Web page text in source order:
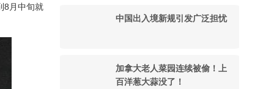
8月中旬就
中国出入境新规引发广泛担忧
加拿大老人菜园连续被偷！上
百洋葱大蒜没了！